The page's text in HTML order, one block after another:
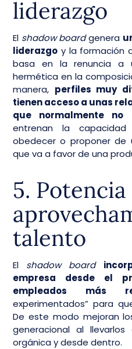
liderazgo
El shadow boardgenera
liderazgo y la formación
basa en la renuncia a
hermética en la
manera, perfiles muy
tienen acceso a unas
que normalmente no
entrenan la capacidad
obedecer o proponer de
que va a favor de una
5. Potencia
talento
El shadow board
empresa desde el
empleados más
experimentados” para
De este modo mejoran
generacional al
orgánica y desde dentro.